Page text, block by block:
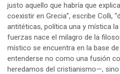
justo aquello que habría que
coexistir en Grecia”, escribe Colli,
antitéticas, política una y mística
fuerzas nace el milagro de la
místico se encuentra en la base
entenderse no como una fusión
heredamos del cristianismo—,